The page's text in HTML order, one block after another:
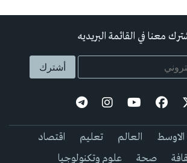
معنا في القائمة البريديه
العالم تعليم
اقتصاد
صحة علوم وتكنولوجيا